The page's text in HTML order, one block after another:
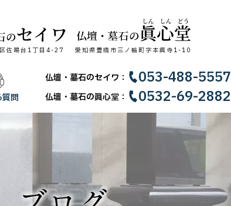
佐鳴台1丁目4-27 愛知県豊橋市三ノ輪町字本興寺1-10
問
仏壇・墓石のセイワ： 053-488-5557
仏壇・墓石の眞心堂： 0532-69-2882